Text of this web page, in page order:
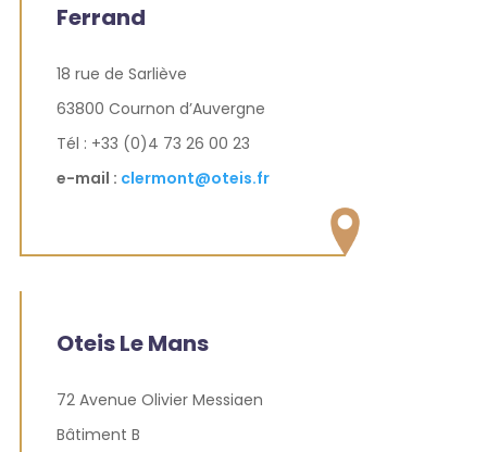
Ferrand
18 rue de Sarliève
63800 Cournon d’Auvergne
Tél : +33 (0)4 73 26 00 23
e-mail : clermont@oteis.fr
Oteis Le Mans
72 Avenue Olivier Messiaen
Bâtiment B